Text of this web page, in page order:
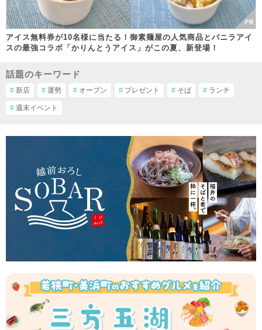
アイス無料券が10名様に当たる！御素麺屋の人気商品とバニラアイ
スの最強コラボ「かりんとうアイス」がこの夏、新登場！
話題のキーワード
# 新店 # 運勢 # オープン # プレゼント # そば # ランチ
# 週末イベント